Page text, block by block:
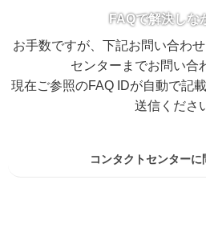
FAQで解決しな
お手数ですが、下記お問い合わ
センターまでお問い合
現在ご参照のFAQ IDが自動で記
送信くださ
コンタクトセンターに